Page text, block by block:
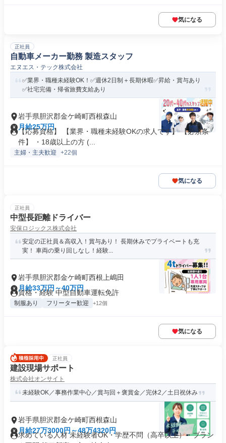
気になる
正社員
自動車メーカー勤務 製造スタッフ
エヌエス・テック株式会社
✅業界・職種未経験OK！✅週休2日制＋長期休暇✅昇給・賞与あり
✅社宅完備・帰省旅費支給あり
岩手県胆沢郡金ケ崎町西根森山
月給25万円
【応募資格】 【業界・職種未経験OKの求人です】 【必須条
件】 ・18歳以上の方 (...
主婦・主夫歓迎 +22個
気になる
正社員
中型長距離ドライバー
安保ロジックス株式会社
安定の正社員＆高収入！賞与あり！ 長期休みでプライベートも充
実！ 車両の乗り回しなし！経験...
岩手県胆沢郡金ケ崎町西根上嶋田
月給33万円～40万円
資格・経験 中型自動車運転免許
制服あり フリーター歓迎 +12個
気になる
正社員
建設現場サポート
株式会社オンサイト
未経験OK／事務作業中心／賞与回＋褒賞金／完休2／土日祝休み
岩手県胆沢郡金ケ崎町西根森山
月給27万3000円～48万4320円
求めている人材 未経験者OK・学歴不問（高卒以上）・ブラン